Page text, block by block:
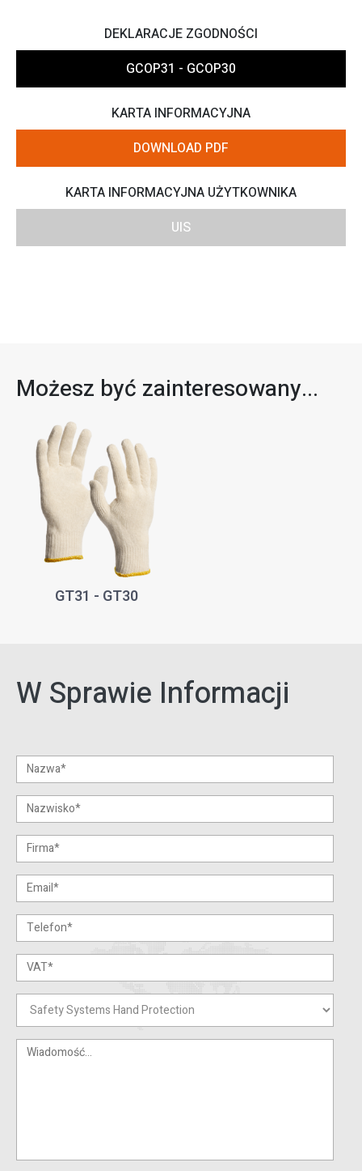
DEKLARACJE ZGODNOŚCI
GCOP31 - GCOP30
KARTA INFORMACYJNA
DOWNLOAD PDF
KARTA INFORMACYJNA UŻYTKOWNIKA
UIS
Możesz być zainteresowany...
GT31 - GT30
W Sprawie Informacji